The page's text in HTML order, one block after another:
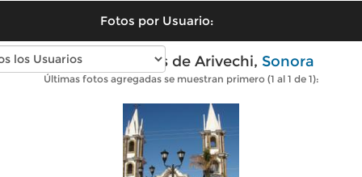
Fotos por Usuario:
Fotos modernas de Arivechi, Sonora
Últimas fotos agregadas se muestran primero (1 al 1 de 1):